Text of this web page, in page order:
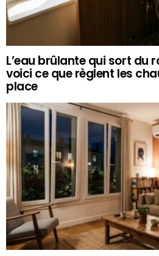
L’eau brûlante qui sort du
voici ce que règlent les
place